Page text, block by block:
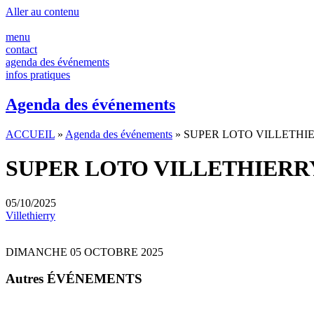
Panneau de gestion des cookies
Aller au contenu
menu
contact
agenda des événements
infos pratiques
Agenda des événements
ACCUEIL » Agenda des événements » SUPER LOTO
SUPER LOTO
05/10/2025
Villethierry
DIMANCHE 05 OCTOBRE 2025
Autres ÉVÉNEMENTS